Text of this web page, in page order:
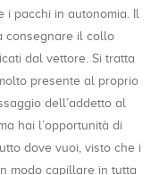
i pacchi in autonomia. Il
consegnare il collo
dal vettore. Si tratta
presente al proprio
dell’addetto al
hai l’opportunità di
dove vuoi, visto che i
modo capillare in tutta